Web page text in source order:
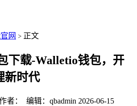
网 > 正文
下载-Walletio钱包，开
新时代
者： 编辑：qbadmin 2026-06-15